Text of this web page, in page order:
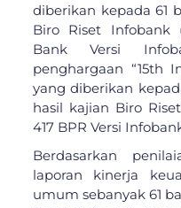
diberikan kepada 61
Biro Riset Infobank
Bank Versi
penghargaan “15th
yang diberikan
hasil kajian Biro
417 BPR Versi
Berdasarkan
laporan kinerja
umum sebanyak 61